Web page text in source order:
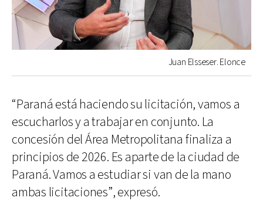
Juan Elsseser. Elonce
“Paraná está haciendo su licitación, vamos a
escucharlos y a trabajar en conjunto. La
concesión del Área Metropolitana finaliza a
principios de 2026. Es aparte de la ciudad de
Paraná. Vamos a estudiar si van de la mano
ambas licitaciones”, expresó.